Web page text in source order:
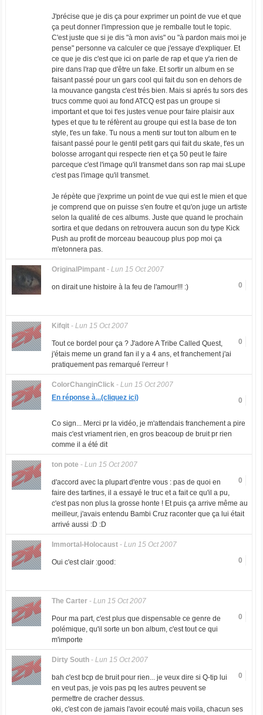
J'précise que je dis ça pour exprimer un point de vue et que
ça peut donner l'impression que je remballe tout le topic.
C'est juste que si je dis "à mon avis" ou "à pardon mais moi je
pense" personne va calculer ce que j'essaye d'expliquer. Et
ce que je dis c'est que ici on parle de rap et que y'a rien de
pire dans l'rap que d'être un fake. Et sortir un album en se
faisant passé pour un gars cool qui fait du son en dehors de
la mouvance gangsta c'est trés bien. Mais si aprés tu sors des
trucs comme quoi au fond ATCQ est pas un groupe si
important et que toi t'es justes venue pour faire plaisir aux
types et que tu te réfèrent au groupe qui est la base de ton
style, t'es un fake. Tu nous a menti sur tout ton album en te
faisant passé pour le gentil petit gars qui fait du skate, t'es un
bolosse arrogant qui respecte rien et ça 50 peut le faire
parceque c'est l'image qu'il transmet dans son rap mai sLupe
c'est pas l'image qu'il transmet.
Je répète que j'exprime un point de vue qui est le mien et que
je comprend que on puisse s'en foutre et qu'on juge un artiste
selon la qualité de ces albums. Juste que quand le prochain
sortira et que dedans on retrouvera aucun son du type Kick
Push au profit de morceau beaucoup plus pop moi ça
m'etonnera pas.
OriginalPimpant- Lun 15 Oct 2007
0
on dirait une histoire à la feu de l'amour!!! :)
Kifqit- Lun 15 Oct 2007
0
Tout ce bordel pour ça ? J'adore A Tribe Called Quest,
j'étais meme un grand fan il y a 4 ans, et franchement j'ai
pratiquement pas remarqué l'erreur !
ColorChanginClick- Lun 15 Oct 2007
0
En réponse à...(cliquez ici)
Co sign... Merci pr la vidéo, je m'attendais franchement a pire
mais c'est vriament rien, en gros beacoup de bruit pr rien
comme il a été dit
ton pote - Lun 15 Oct 2007
0
d'accord avec la plupart d'entre vous : pas de quoi en
faire des tartines, il a essayé le truc et a fait ce qu'il a pu,
c'est pas non plus la grosse honte ! Et puis ça arrive même au
meilleur, j'avais entendu Bambi Cruz raconter que ça lui était
arrivé aussi :D :D
Immortal-Holocaust- Lun 15 Oct 2007
0
Oui c'est clair :good:
The Carter- Lun 15 Oct 2007
0
Pour ma part, c'est plus que dispensable ce genre de
polémique, qu'il sorte un bon album, c'est tout ce qui
m'importe
Dirty South- Lun 15 Oct 2007
0
bah c'est bcp de bruit pour rien... je veux dire si Q-tip lui
en veut pas, je vois pas pq les autres peuvent se
permettre de cracher dessus.
oki, c'est con de jamais l'avoir ecouté mais voila, chacun ses